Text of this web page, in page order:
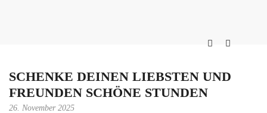
SCHENKE DEINEN LIEBSTEN UND
FREUNDEN SCHÖNE STUNDEN
26. November 2025